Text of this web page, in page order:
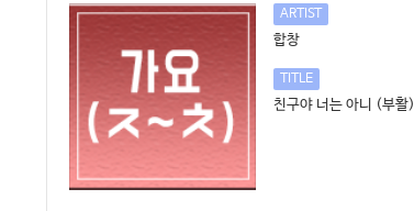
ARTIST
합창
TITLE
친구야 너는 아니 (부활)